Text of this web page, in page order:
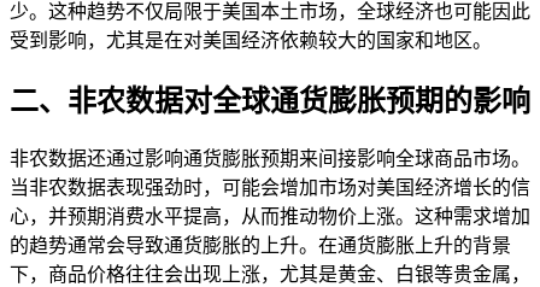
少。这种趋势不仅局限于美国本土市场，全球经济也可能因此
受到影响，尤其是在对美国经济依赖较大的国家和地区。
二、非农数据对全球通货膨胀预期的影响
非农数据还通过影响通货膨胀预期来间接影响全球商品市场。
当非农数据表现强劲时，可能会增加市场对美国经济增长的信
心，并预期消费水平提高，从而推动物价上涨。这种需求增加
的趋势通常会导致通货膨胀的上升。在通货膨胀上升的背景
下，商品价格往往会出现上涨，尤其是黄金、白银等贵金属，